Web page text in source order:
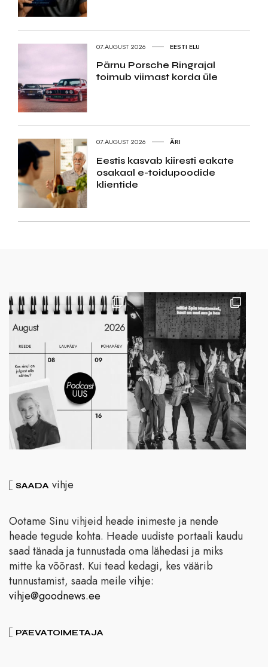
07.AUGUST 2026 EESTI ELU
Pärnu Porsche Ringrajal
toimub viimast korda üle
07.AUGUST 2026 ÄRI
Eestis kasvab kiiresti eakate
osakaal e-toidupoodide
klientide
SAADA vihje
Ootame Sinu vihjeid heade inimeste ja nende
heade tegude kohta. Heade uudiste portaali kaudu
saad tänada ja tunnustada oma lähedasi ja miks
mitte ka võõrast. Kui tead kedagi, kes väärib
tunnustamist, saada meile vihje:
vihje@goodnews.ee
PÄEVATOIMETAJA